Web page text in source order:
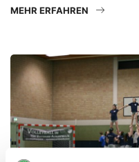
MEHR ERFAHREN